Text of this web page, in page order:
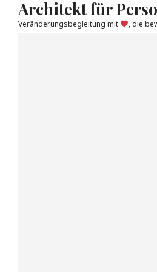
Architekt für
Veränderungsbegleitung mit , die